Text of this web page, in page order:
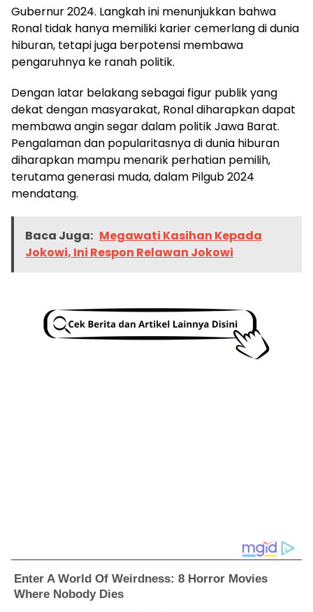
Gubernur 2024. Langkah ini menunjukkan bahwa
Ronal tidak hanya memiliki karier cemerlang di dunia
hiburan, tetapi juga berpotensi membawa
pengaruhnya ke ranah politik.
Dengan latar belakang sebagai figur publik yang
dekat dengan masyarakat, Ronal diharapkan dapat
membawa angin segar dalam politik Jawa Barat.
Pengalaman dan popularitasnya di dunia hiburan
diharapkan mampu menarik perhatian pemilih,
terutama generasi muda, dalam Pilgub 2024
mendatang.
Baca Juga: Megawati Kasihan Kepada
Jokowi, Ini Respon Relawan Jokowi